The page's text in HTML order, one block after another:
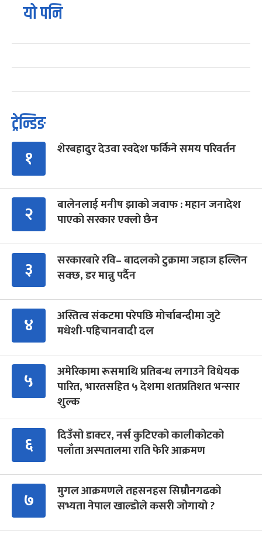
यो पनि
ट्रेन्डिङ
१ शेरबहादुर देउवा स्वदेश फर्किने समय परिवर्तन
२
बालेनलाई मनीष झाको जवाफ : महान जनादेश
पाएको सरकार एक्लो छैन
३
सरकारबारे रवि– बादलको टुक्रामा जहाज हल्लिन
सक्छ, डर मान्नु पर्दैन
४
अस्तित्व संकटमा परेपछि मोर्चाबन्दीमा जुटे
मधेशी-पहिचानवादी दल
५
अमेरिकामा रूसमाथि प्रतिबन्ध लगाउने विधेयक
पारित, भारतसहित ५ देशमा शतप्रतिशत भन्सार
शुल्क
६
दिउँसो डाक्टर, नर्स कुटिएको कालीकोटको
पलाँता अस्पतालमा राति फेरि आक्रमण
७
मुगल आक्रमणले तहसनहस सिम्रौनगढको
सभ्यता नेपाल खाल्डोले कसरी जोगायो ?